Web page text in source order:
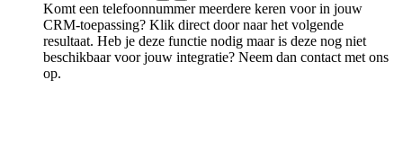
Komt een telefoonnummer meerdere keren voor in jouw
CRM-toepassing? Klik direct door naar het volgende
resultaat. Heb je deze functie nodig maar is deze nog niet
beschikbaar voor jouw integratie? Neem dan contact met ons
op.